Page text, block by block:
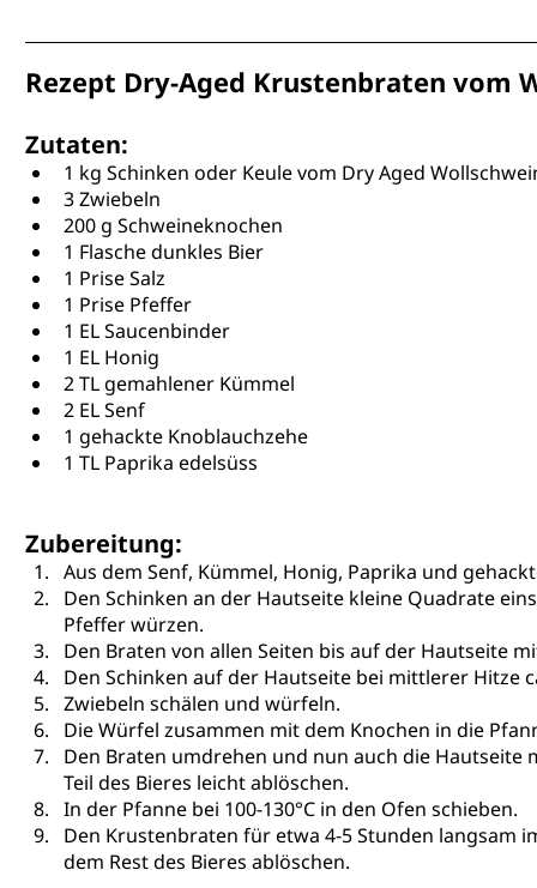
Rezept Dry-Aged Krustenbraten vom
Zutaten:
1 kg Schinken oder Keule vom Dry Aged
3 Zwiebeln
200 g Schweineknochen
1 Flasche dunkles Bier
1 Prise Salz
1 Prise Pfeffer
1 EL Saucenbinder
1 EL Honig
2 TL gemahlener Kümmel
2 EL Senf
1 gehackte Knoblauchzehe
1 TL Paprika edelsüss
Zubereitung:
Aus dem Senf, Kümmel, Honig, Paprika und
Den Schinken an der Hautseite kleine Quadrate
Pfeffer würzen.
Den Braten von allen Seiten bis auf der Hautseite
Den Schinken auf der Hautseite bei mittlerer Hitze
Zwiebeln schälen und würfeln.
Die Würfel zusammen mit dem Knochen in die
Den Braten umdrehen und nun auch die
Teil des Bieres leicht ablöschen.
In der Pfanne bei 100-130°C in den Ofen schieben.
Den Krustenbraten für etwa 4-5 Stunden langsam
dem Rest des Bieres ablöschen.